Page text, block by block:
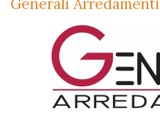
Generali Arredamenti